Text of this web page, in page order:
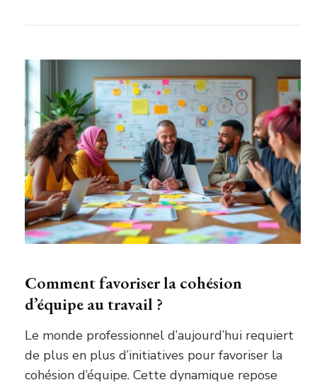
Comment favoriser la cohésion
d’équipe au travail ?
Le monde professionnel d’aujourd’hui requiert
de plus en plus d’initiatives pour favoriser la
cohésion d’équipe. Cette dynamique repose